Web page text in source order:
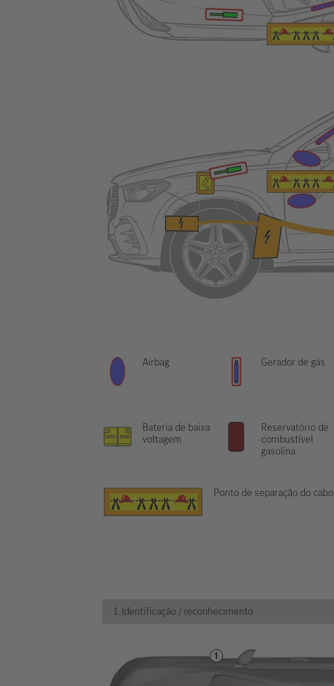
Airbag Gerador de gás
Bateria de baixa
voltagem
Reservatório de
combustível
gasolina
Ponto de separação do cabo
1. Identificação / reconhecimento